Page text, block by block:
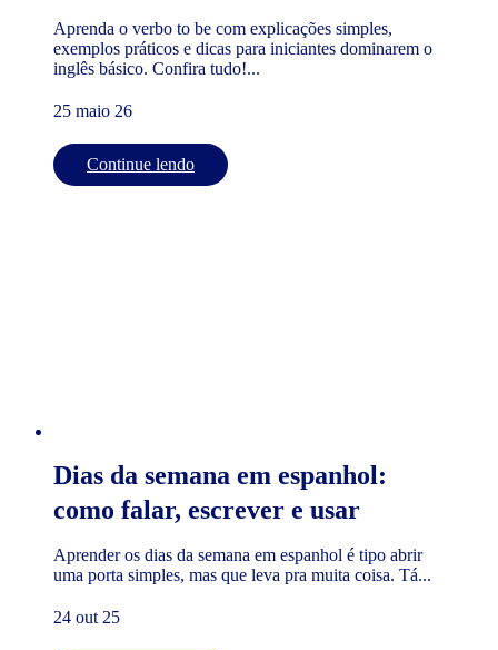
Aprenda o verbo to be com explicações simples,
exemplos práticos e dicas para iniciantes dominarem o
inglês básico. Confira tudo!...
25 maio 26
Continue lendo
Dias da semana em espanhol:
como falar, escrever e usar
Aprender os dias da semana em espanhol é tipo abrir
uma porta simples, mas que leva pra muita coisa. Tá...
24 out 25